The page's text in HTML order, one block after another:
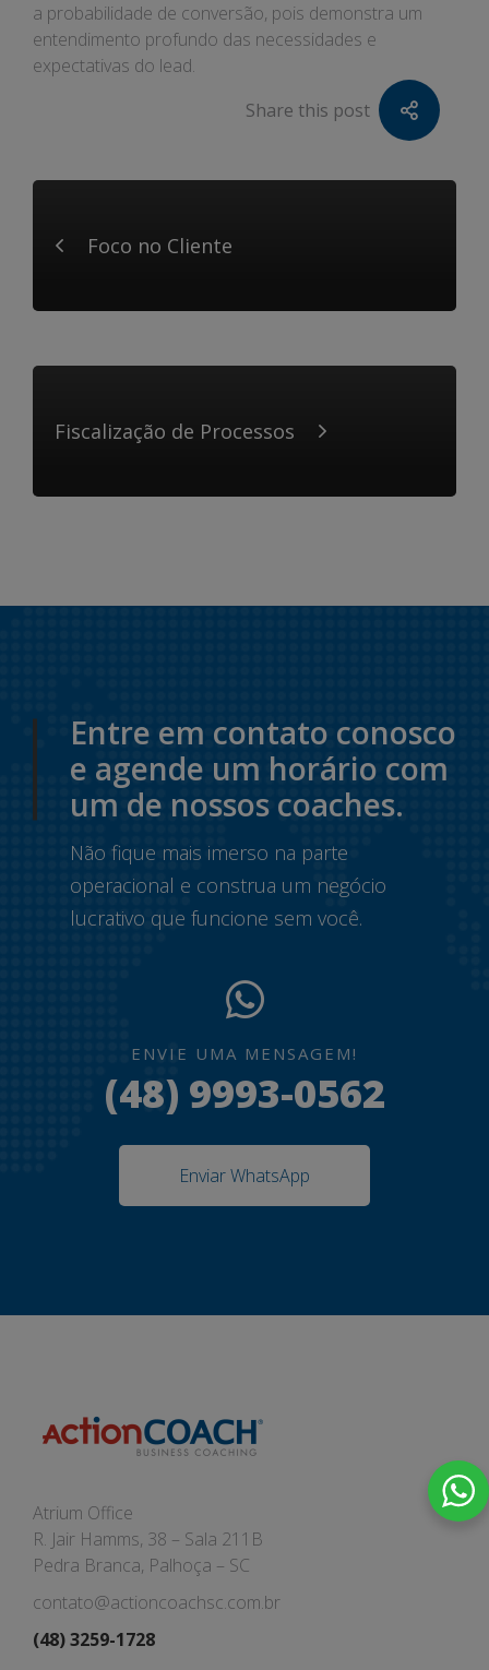
a probabilidade de conversão, pois demonstra um
entendimento profundo das necessidades e
expectativas do lead.
Share this post
Foco no Cliente
Fiscalização de Processos
Entre em contato conosco
e agende um horário com
um de nossos coaches.
Não fique mais imerso na parte
operacional e construa um negócio
lucrativo que funcione sem você.
ENVIE UMA MENSAGEM!
(48) 9993-0562
Enviar WhatsApp
Atrium Office
R. Jair Hamms, 38 – Sala 211B
Pedra Branca, Palhoça – SC
contato@actioncoachsc.com.br
(48) 3259-1728